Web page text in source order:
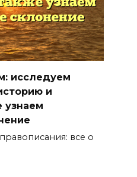
исследуем
и
узнаем
все о